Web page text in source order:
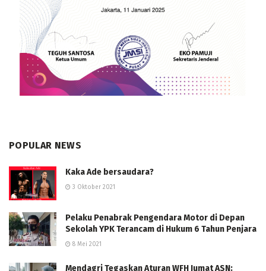
POPULAR NEWS
Kaka Ade bersaudara?
3 Oktober 2021
Pelaku Penabrak Pengendara Motor di Depan
Sekolah YPK Terancam di Hukum 6 Tahun Penjara
8 Mei 2021
Mendagri Tegaskan Aturan WFH Jumat ASN: